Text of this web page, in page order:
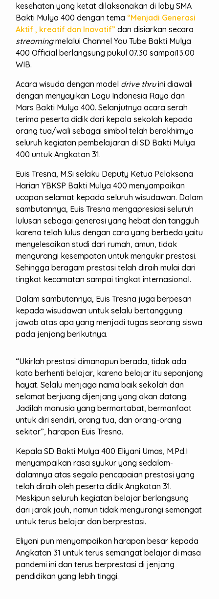
kesehatan yang ketat dilaksanakan di loby SMA
Bakti Mulya 400 dengan tema “Menjadi Generasi
Aktif , kreatif dan Inovatif”dan disiarkan secara
streamingmelalui Channel You Tube Bakti Mulya
400 Official berlangsung pukul 07.30 sampai13.00
WIB.
Acara wisuda dengan model drive thruini diawali
dengan menyayikan Lagu Indonesia Raya dan
Mars Bakti Mulya 400. Selanjutnya acara serah
terima peserta didik dari kepala sekolah kepada
orang tua/wali sebagai simbol telah berakhirnya
seluruh kegiatan pembelajaran di SD Bakti Mulya
400 untuk Angkatan 31.
Euis Tresna, M.Si selaku Deputy Ketua Pelaksana
Harian YBKSP Bakti Mulya 400 menyampaikan
ucapan selamat kepada seluruh wisudawan. Dalam
sambutannya, Euis Tresna mengapresiasi seluruh
lulusan sebagai generasi yang hebat dan tangguh
karena telah lulus dengan cara yang berbeda yaitu
menyelesaikan studi dari rumah, amun, tidak
mengurangi kesempatan untuk mengukir prestasi.
Sehingga beragam prestasi telah diraih mulai dari
tingkat kecamatan sampai tingkat internasional.
Dalam sambutannya, Euis Tresna juga berpesan
kepada wisudawan untuk selalu bertanggung
jawab atas apa yang menjadi tugas seorang siswa
pada jenjang berikutnya.
“Ukirlah prestasi dimanapun berada, tidak ada
kata berhenti belajar, karena belajar itu sepanjang
hayat. Selalu menjaga nama baik sekolah dan
selamat berjuang dijenjang yang akan datang.
Jadilah manusia yang bermartabat, bermanfaat
untuk diri sendiri, orang tua, dan orang-orang
sekitar”, harapan Euis Tresna.
Kepala SD Bakti Mulya 400 Eliyani Umas, M.Pd.I
menyampaikan rasa syukur yang sedalam-
dalamnya atas segala pencapaian prestasi yang
telah diraih oleh peserta didik Angkatan 31.
Meskipun seluruh kegiatan belajar berlangsung
dari jarak jauh, namun tidak mengurangi semangat
untuk terus belajar dan berprestasi.
Eliyani pun menyampaikan harapan besar kepada
Angkatan 31 untuk terus semangat belajar di masa
pandemi ini dan terus berprestasi di jenjang
pendidikan yang lebih tinggi.